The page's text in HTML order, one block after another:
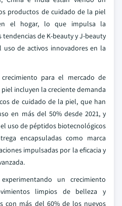
productos de cuidado de la piel
el hogar, lo que impulsa la
de K-beauty y J-beauty
de activos innovadores en la
para el mercado de
incluyen la creciente demanda
de cuidado de la piel, que han
en más del 50% desde 2021, y
uso de péptidos biotecnológicos
encapsuladas como marca
impulsadas por la eficacia y
un crecimiento
limpios de belleza y
con más del 60% de los nuevos